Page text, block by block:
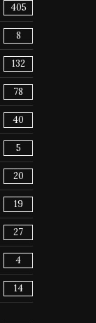
405
8
132
78
40
5
20
19
27
4
14